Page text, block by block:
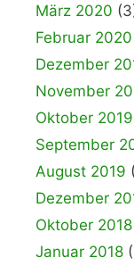
März 2020
Februar 2020
Dezember
November
Oktober 2019
September
August 2019
Dezember
Oktober 2018
Januar 2018